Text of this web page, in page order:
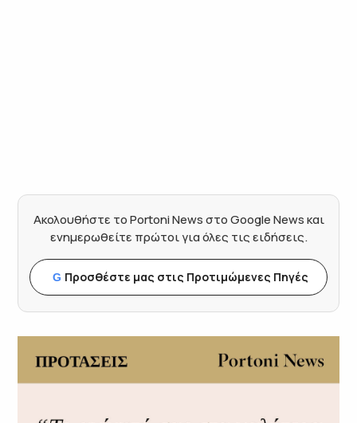
Ακολουθήστε το Portoni News στο Google News και
ενημερωθείτε πρώτοι για όλες τις ειδήσεις.
G Προσθέστε μας στις Προτιμώμενες Πηγές